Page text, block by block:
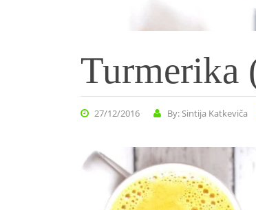
Turmerika
27/12/2016 By: Sintija Katkeviča